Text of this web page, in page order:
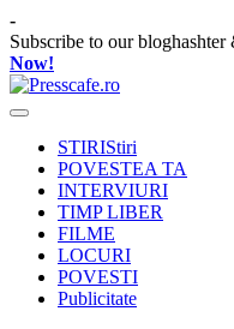
Skip
to
content
-
Subscribe to our bloghashter
Now!
Presscafe.ro
Cafeneau
urbaneSTIRIStiri
POVESTEA TA
INTERVIURI
TIMP LIBER
FILME
LOCURI
POVESTI
Publicitate